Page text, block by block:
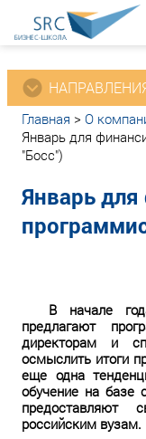
Главная > О
Январь для
"Босс")
Январь
В начале
предлагают
директорам и
осмыслить итоги
еще одна
обучение на базе
предоставляют
российским вузам.